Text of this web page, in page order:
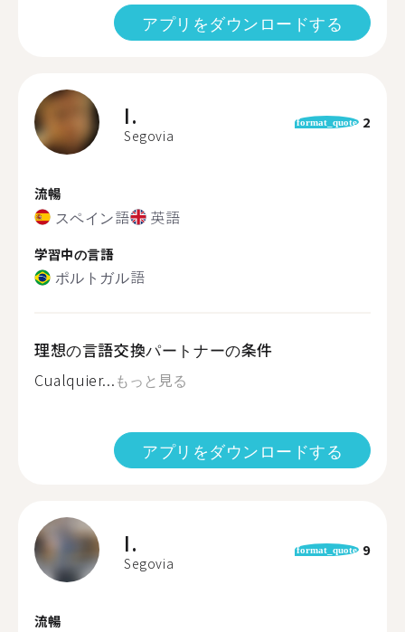
アプリをダウンロードする
I.
Segovia
format_quote 2
流暢
スペイン語 英語
学習中の言語
ポルトガル語
理想の言語交換パートナーの条件
Cualquier...もっと見る
アプリをダウンロードする
I.
Segovia
format_quote 9
流暢